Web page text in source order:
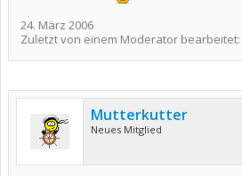
24. März 2006
Zuletzt von einem Moderator bearbeitet:
Mutterkutter
Neues Mitglied